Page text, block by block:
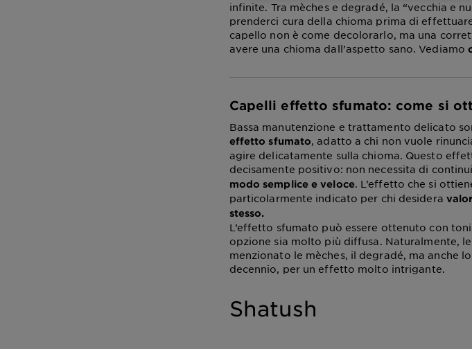
infinite. Tra mèches e degradé, la “vecchia e
prenderci cura della chioma prima di
capello non è come decolorarlo, ma una
avere una chioma dall’aspetto sano. Vediamo
Capelli effetto sfumato: come si
Bassa manutenzione e trattamento delicato
effetto sfumato, adatto a chi non vuole
agire delicatamente sulla chioma. Questo
decisamente positivo: non necessita di
modo semplice e veloce. L’effetto che si
particolarmente indicato per chi desidera
stesso.
L’effetto sfumato può essere ottenuto con
opzione sia molto più diffusa. Naturalmente,
menzionato le mèches, il degradé, ma anche
decennio, per un effetto molto intrigante.
Shatush